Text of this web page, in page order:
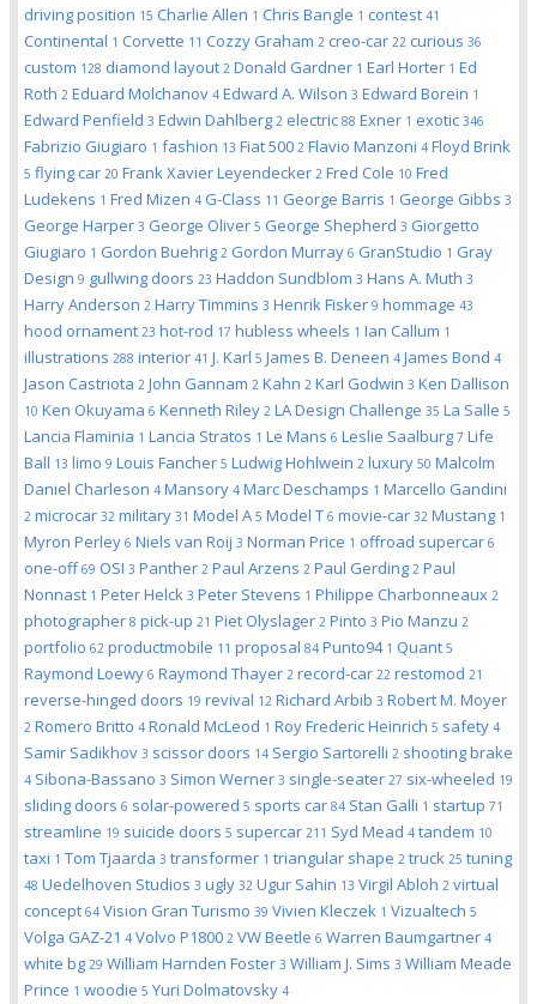
driving position 15 Charlie Allen 1 Chris Bangle 1 contest 41
Continental 1 Corvette 11 Cozzy Graham 2 creo-car 22 curious 36
custom 128 diamond layout 2 Donald Gardner 1 Earl Horter 1 Ed
Roth 2 Eduard Molchanov 4 Edward A. Wilson 3 Edward Borein 1
Edward Penfield 3 Edwin Dahlberg 2 electric 88 Exner 1 exotic 346
Fabrizio Giugiaro 1 fashion 13 Fiat 500 2 Flavio Manzoni 4 Floyd Brink
5 flying car 20 Frank Xavier Leyendecker 2 Fred Cole 10 Fred
Ludekens 1 Fred Mizen 4 G-Class 11 George Barris 1 George Gibbs 3
George Harper 3 George Oliver 5 George Shepherd 3 Giorgetto
Giugiaro 1 Gordon Buehrig 2 Gordon Murray 6 GranStudio 1 Gray
Design 9 gullwing doors 23 Haddon Sundblom 3 Hans A. Muth 3
Harry Anderson 2 Harry Timmins 3 Henrik Fisker 9 hommage 43
hood ornament 23 hot-rod 17 hubless wheels 1 Ian Callum 1
illustrations 288 interior 41 J. Karl 5 James B. Deneen 4 James Bond 4
Jason Castriota 2 John Gannam 2 Kahn 2 Karl Godwin 3 Ken Dallison
10 Ken Okuyama 6 Kenneth Riley 2 LA Design Challenge 35 La Salle 5
Lancia Flaminia 1 Lancia Stratos 1 Le Mans 6 Leslie Saalburg 7 Life
Ball 13 limo 9 Louis Fancher 5 Ludwig Hohlwein 2 luxury 50 Malcolm
Daniel Charleson 4 Mansory 4 Marc Deschamps 1 Marcello Gandini
2 microcar 32 military 31 Model A 5 Model T 6 movie-car 32 Mustang 1
Myron Perley 6 Niels van Roij 3 Norman Price 1 offroad supercar 6
one-off69 OSI 3 Panther 2 Paul Arzens 2 Paul Gerding 2 Paul
Nonnast 1 Peter Helck 3 Peter Stevens 1 Philippe Charbonneaux 2
photographer 8 pick-up 21 Piet Olyslager 2 Pinto 3 Pio Manzu 2
portfolio 62 productmobile 11 proposal 84 Punto94 1 Quant 5
Raymond Loewy 6 Raymond Thayer 2 record-car 22 restomod 21
reverse-hinged doors 19 revival 12 Richard Arbib 3 Robert M. Moyer
2 Romero Britto 4 Ronald McLeod 1 Roy Frederic Heinrich 5 safety 4
Samir Sadikhov 3 scissor doors 14 Sergio Sartorelli 2 shooting brake
4 Sibona-Bassano 3 Simon Werner 3 single-seater 27 six-wheeled 19
sliding doors 6 solar-powered 5 sports car 84 Stan Galli 1 startup 71
streamline 19 suicide doors 5 supercar 211 Syd Mead 4 tandem 10
taxi 1 Tom Tjaarda 3 transformer 1 triangular shape 2 truck 25 tuning
48 Uedelhoven Studios 3 ugly 32 Ugur Sahin 13 Virgil Abloh 2 virtual
concept 64 Vision Gran Turismo 39 Vivien Kleczek 1 Vizualtech 5
Volga GAZ-21 4 Volvo P1800 2 VW Beetle 6 Warren Baumgartner 4
white bg 29 William Harnden Foster 3 William J. Sims 3 William Meade
Prince 1 woodie 5 Yuri Dolmatovsky 4